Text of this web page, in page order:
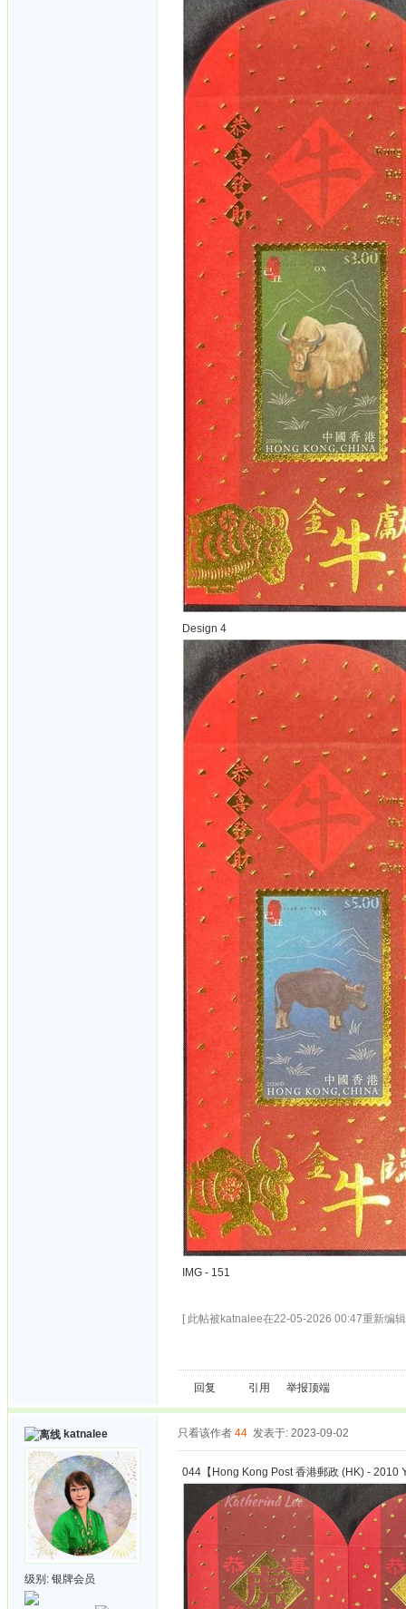
Design 4
IMG - 151
[ 此帖被katnalee在22-05-2026 00:47重新编
回复 引用 举报顶端
katnalee
级别: 银牌会员
只看该作者 44 发表于: 2023-09-02
044【Hong Kong Post 香港郵政 (HK) - 2010